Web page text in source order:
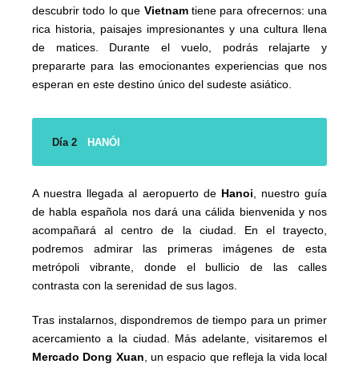
descubrir todo lo que Vietnamtiene para ofrecernos: una
rica historia, paisajes impresionantes y una cultura llena
de matices. Durante el vuelo, podrás relajarte y
prepararte para las emocionantes experiencias que nos
esperan en este destino único del sudeste asiático.
Día 2 HANÓI
A nuestra llegada al aeropuerto de Hanoi, nuestro guía
de habla española nos dará una cálida bienvenida y nos
acompañará al centro de la ciudad. En el trayecto,
podremos admirar las primeras imágenes de esta
metrópoli vibrante, donde el bullicio de las calles
contrasta con la serenidad de sus lagos.
Tras instalarnos, dispondremos de tiempo para un primer
acercamiento a la ciudad. Más adelante, visitaremos el
Mercado Dong Xuan, un espacio que refleja la vida local